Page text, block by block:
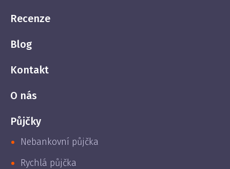
Recenze
Blog
Kontakt
O nás
Půjčky
Nebankovní půjčka
Rychlá půjčka